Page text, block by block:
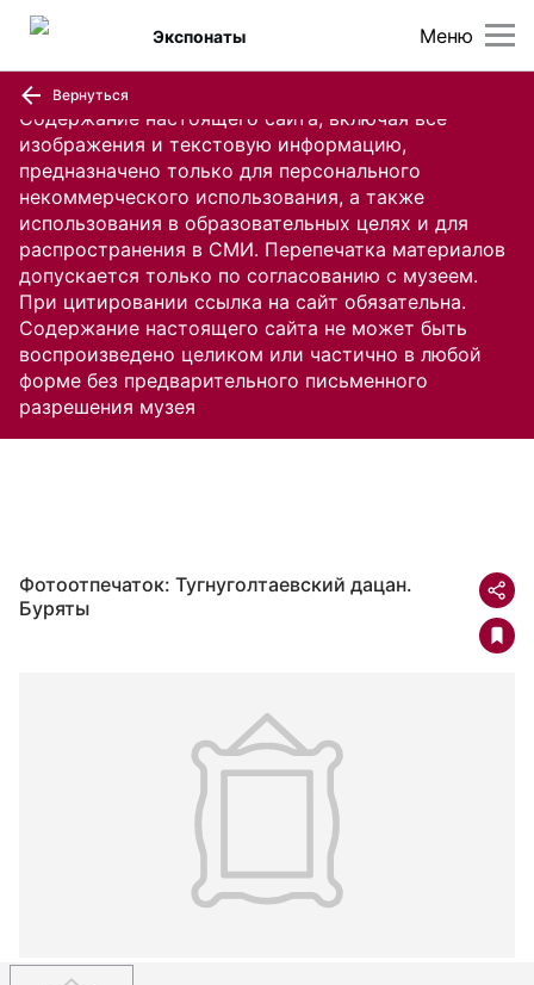
Содержание настоящего сайта, включая все
изображения и текстовую информацию,
предназначено только для персонального
некоммерческого использования, а также
использования в образовательных целях и для
распространения в СМИ. Перепечатка материалов
допускается только по согласованию с музеем.
При цитировании ссылка на сайт обязательна.
Содержание настоящего сайта не может быть
воспроизведено целиком или частично в любой
форме без предварительного письменного
разрешения музея
Меню
Экспонаты
Вернуться
Фотоотпечаток: Тугнуголтаевский дацан.
Буряты